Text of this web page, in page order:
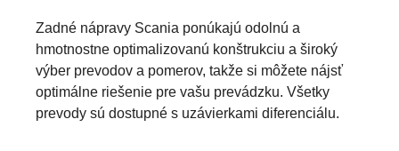
Zadné nápravy Scania ponúkajú odolnú a
hmotnostne optimalizovanú konštrukciu a široký
výber prevodov a pomerov, takže si môžete nájsť
optimálne riešenie pre vašu prevádzku. Všetky
prevody sú dostupné s uzávierkami diferenciálu.